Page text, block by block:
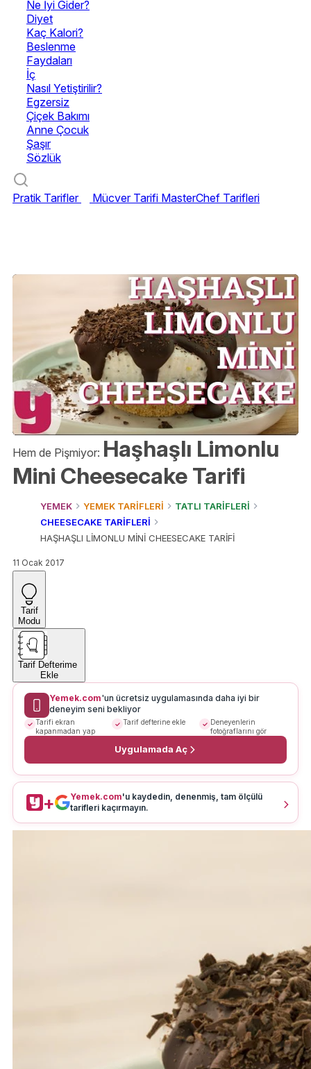
Ne İyi Gider?
Diyet
Kaç Kalori?
Beslenme
Faydaları
İç
Nasıl Yetiştirilir?
Egzersiz
Çiçek Bakımı
Anne Çocuk
Şaşır
Sözlük
Pratik Tarifler Mücver Tarifi MasterChef Tarifleri
Hem de Pişmiyor: Haşhaşlı Limonlu
Mini Cheesecake Tarifi
YEMEK YEMEK TARİFLERİ
TATLI TARİFLERİ
CHEESECAKE TARİFLERİ
HAŞHAŞLI LİMONLU MİNİ CHEESECAKE TARİFİ
11 Ocak 2017
Tarif
Modu
Tarif Defterime
Ekle
Yemek.com'un ücretsiz uygulamasında daha iyi bir
deneyim seni bekliyor
Tarifi ekran
kapanmadan yap
Tarif defterine ekle
Deneyenlerin
fotoğraflarını gör
Uygulamada Aç
+ Yemek.com'u kaydedin, denenmiş, tam ölçülü
tarifleri kaçırmayın.